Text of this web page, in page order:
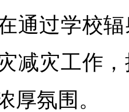
通过学校
减灾工作
厚氛围。